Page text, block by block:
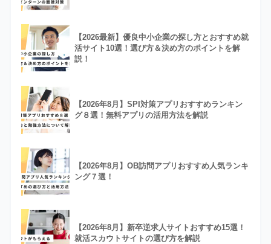
【2026最新】優良中小企業の探し方とおすすめ就
活サイト10選！選び方＆決め方のポイントを解
説！
【2026年8月】SPI対策アプリおすすめランキン
グ８選！無料アプリの活用方法を解説
【2026年8月】OB訪問アプリおすすめ人気ランキ
ング７選！
【2026年8月】新卒逆求人サイトおすすめ15選！
就活スカウトサイトの選び方を解説